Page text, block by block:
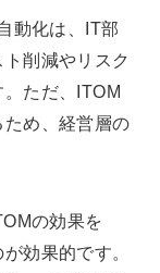
動化は、IT部
削減やリスク
ただ、ITOM
め、経営層の
の効果を
効果的です。